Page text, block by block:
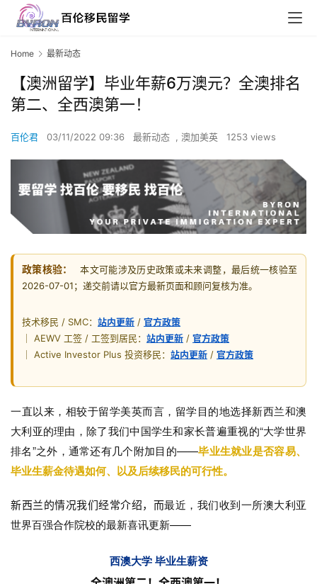
Home 最新动态
【澳洲留学】毕业年薪6万澳元？全澳排名
第二、全西澳第一！
百伦君 03/11/2022 09:36 最新动态 , 澳加美英 1253 views
政策核验：
本文可能涉及历史政策或未来调整，最后统一核验至
2026-07-01；递交前请以官方最新页面和顾问复核为准。
技术移民 / SMC： 站内更新 / 官方政策
｜ AEWV 工签 / 工签到居民： 站内更新 / 官方政策
｜ Active Investor Plus 投资移民： 站内更新 / 官方政策
一直以来，相较于留学美英而言，留学目的地选择新西兰和澳
大利亚的理由，除了我们中国学生和家长普遍重视的“大学世界
排名”之外，通常还有几个附加目的——毕业生就业是否容易、
毕业生薪金待遇如何、以及后续移民的可行性。
新西兰的情况我们经常介绍，而最近，我们收到一所澳大利亚
世界百强合作院校的最新喜讯更新——
西澳大学 毕业生薪资